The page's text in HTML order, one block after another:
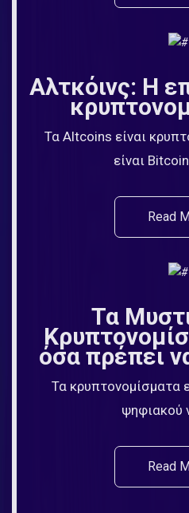
Αλτκόινς: Η
Τα Altcoins είναι
είναι
Read
Τα
όσα πρέπει
Τα κρυπτονομίσματα
ψηφιακού
Read